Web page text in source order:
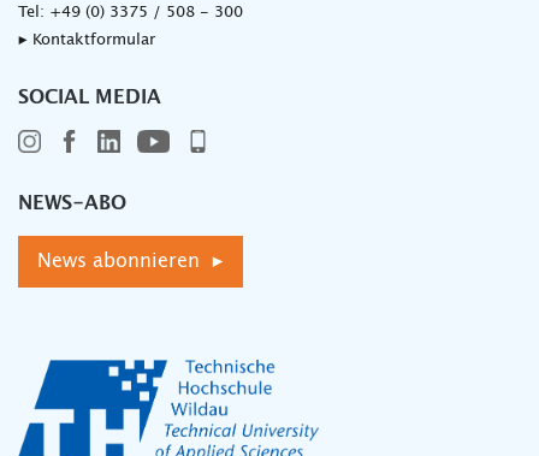
Tel: +49 (0) 3375 / 508 - 300
▸ Kontaktformular
SOCIAL MEDIA
NEWS-ABO
News abonnieren ▸